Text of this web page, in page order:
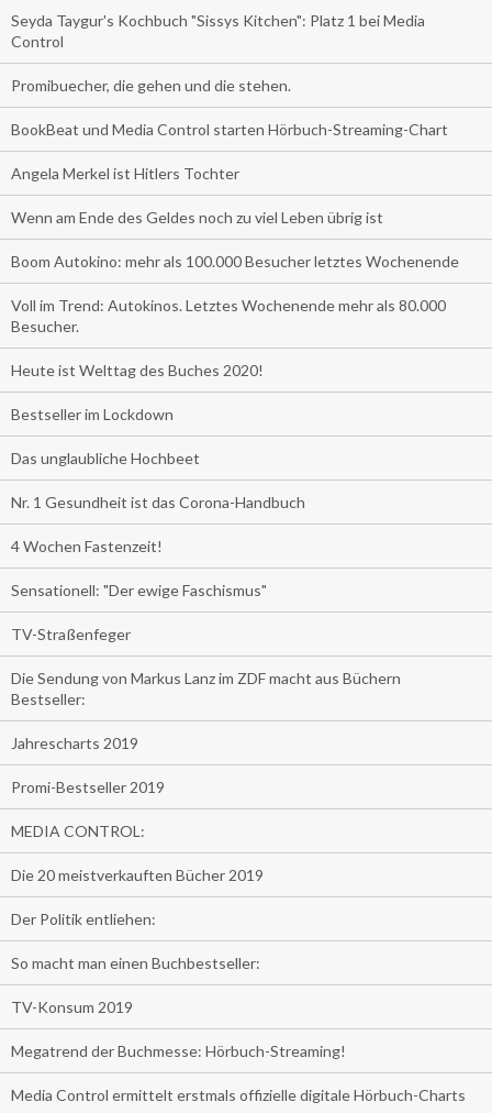
Seyda Taygur's Kochbuch "Sissys Kitchen": Platz 1 bei Media
Control
Promibuecher, die gehen und die stehen.
BookBeat und Media Control starten Hörbuch-Streaming-Chart
Angela Merkel ist Hitlers Tochter
Wenn am Ende des Geldes noch zu viel Leben übrig ist
Boom Autokino: mehr als 100.000 Besucher letztes Wochenende
Voll im Trend: Autokinos. Letztes Wochenende mehr als 80.000
Besucher.
Heute ist Welttag des Buches 2020!
Bestseller im Lockdown
Das unglaubliche Hochbeet
Nr. 1 Gesundheit ist das Corona-Handbuch
4 Wochen Fastenzeit!
Sensationell: "Der ewige Faschismus"
TV-Straßenfeger
Die Sendung von Markus Lanz im ZDF macht aus Büchern
Bestseller:
Jahrescharts 2019
Promi-Bestseller 2019
MEDIA CONTROL:
Die 20 meistverkauften Bücher 2019
Der Politik entliehen:
So macht man einen Buchbestseller:
TV-Konsum 2019
Megatrend der Buchmesse: Hörbuch-Streaming!
Media Control ermittelt erstmals offizielle digitale Hörbuch-Charts